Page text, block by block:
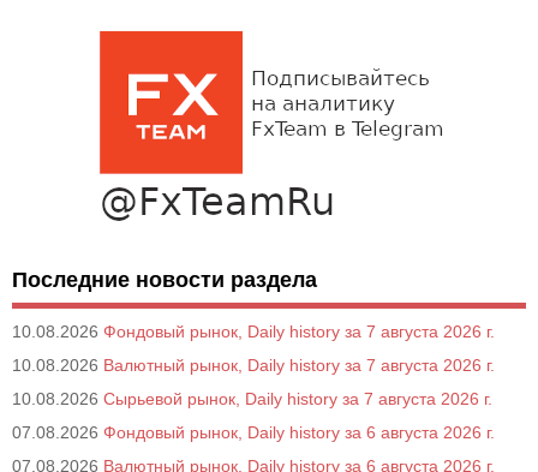
Последние новости раздела
10.08.2026 Фондовый рынок, Daily history за 7 августа 2026 г.
10.08.2026 Валютный рынок, Daily history за 7 августа 2026 г.
10.08.2026 Сырьевой рынок, Daily history за 7 августа 2026 г.
07.08.2026 Фондовый рынок, Daily history за 6 августа 2026 г.
07.08.2026 Валютный рынок, Daily history за 6 августа 2026 г.